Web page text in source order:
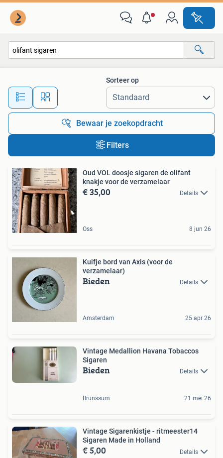
Alle afstanden…
Sorteer op
Bewaar je zoekopdracht
Filters
Oud VOL doosje sigaren de olifant
knakje voor de verzamelaar
€ 35,00 Details
Oss 8 jun 26
Kuifje bord van Axis (voor de
verzamelaar)
Bieden Details
Amsterdam 25 apr 26
Vintage Medallion Havana Tobaccos
Sigaren
Bieden Details
Brunssum 21 mei 26
Vintage Sigarenkistje - ritmeester14
Sigaren Made in Holland
€ 5,00 Details